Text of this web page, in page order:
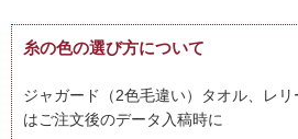
糸の色の選び方について
ジャガード（2色毛違い）タオル、レ
はご注文後のデータ入稿時に